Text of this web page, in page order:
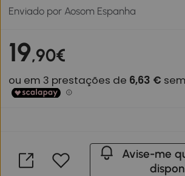
Enviado por Aosom Espanha
19,90€
Avise-me